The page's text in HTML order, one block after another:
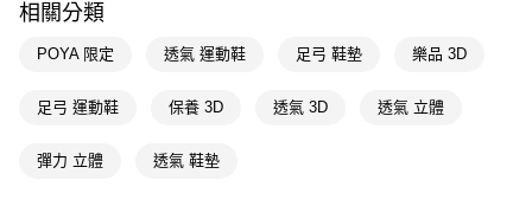
相關說明
【關於「AFTEE先享後付」】
１．簡單：不需註冊會員、不需綁卡、不需儲值。
３．安心：先確認商品／服務後，再付款。
即享券
全家取貨付款
相關分類
POYA 限定 透氣 運動鞋 足弓 鞋墊 樂品 3D
足弓 運動鞋 保養 3D 透氣 3D 透氣 立體
彈力 立體 透氣 鞋墊